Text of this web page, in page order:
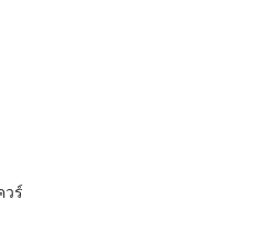
ร์